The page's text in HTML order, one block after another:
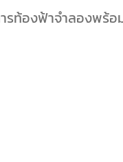
ท้องฟ้าจำลองพร้อ